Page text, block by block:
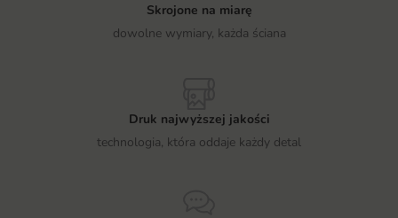
Skrojone na miarę
dowolne wymiary, każda ściana
Druk najwyższej jakości
technologia, która oddaje każdy detal